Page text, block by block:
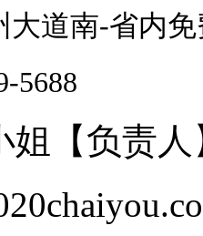
大道南-省内
5688
姐【负责人